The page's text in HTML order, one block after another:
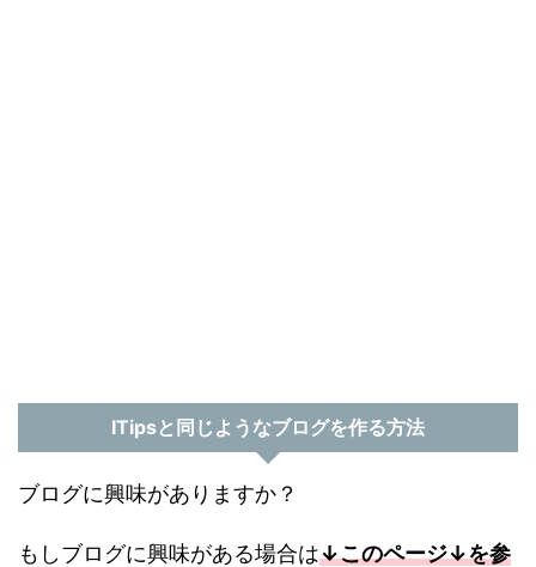
ITipsと同じようなブログを作る方法
ブログに興味がありますか？
もしブログに興味がある場合は↓このページ↓を参